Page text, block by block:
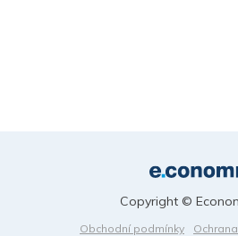
Obchodní podmínky
Copyright ©